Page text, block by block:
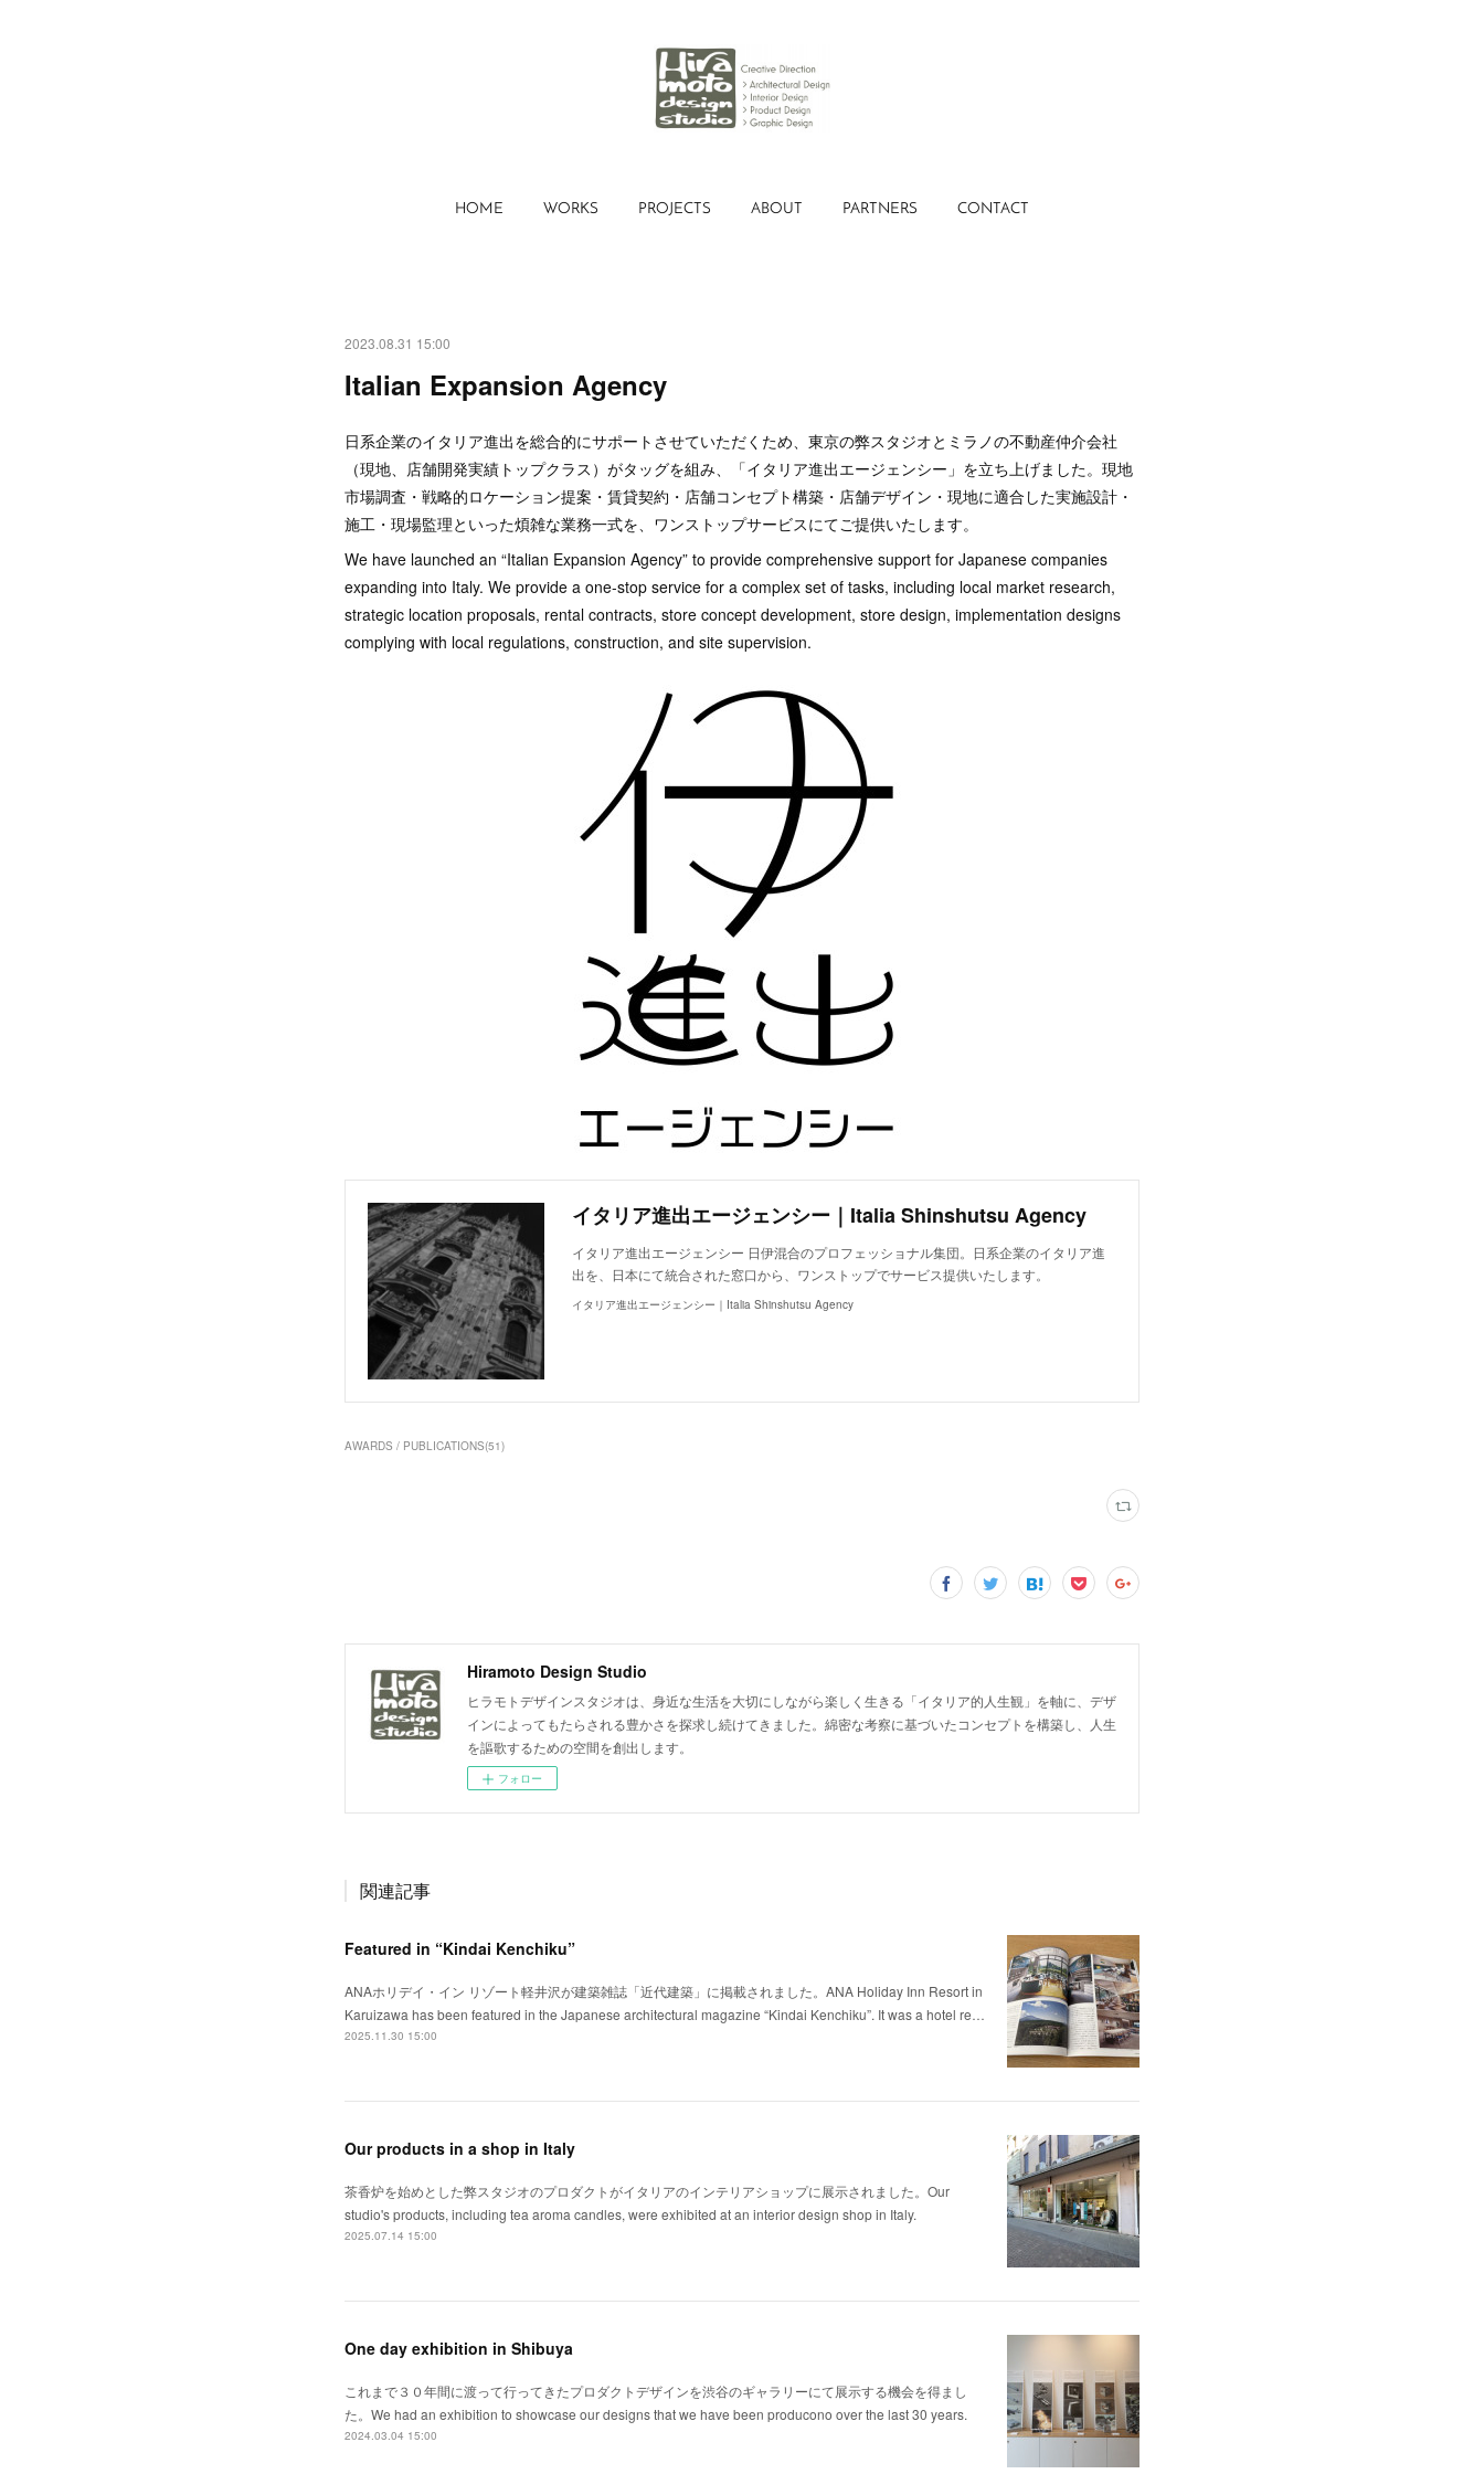
HOME WORKS PROJECTS ABOUT PARTNERS CONTACT
2023.08.31 15:00
Italian Expansion Agency
日系企業のイタリア進出を総合的にサポートさせていただくため、東京の弊スタジオとミラノの不動産仲介会社
（現地、店舗開発実績トップクラス）がタッグを組み、「イタリア進出エージェンシー」を立ち上げました。現地
市場調査・戦略的ロケーション提案・賃貸契約・店舗コンセプト構築・店舗デザイン・現地に適合した実施設計・
施工・現場監理といった煩雑な業務一式を、ワンストップサービスにてご提供いたします。
We have launched an “Italian Expansion Agency” to provide comprehensive support for Japanese companies
expanding into Italy. We provide a one-stop service for a complex set of tasks, including local market research,
strategic location proposals, rental contracts, store concept development, store design, implementation designs
complying with local regulations, construction, and site supervision.
イタリア進出エージェンシー｜Italia Shinshutsu Agency
イタリア進出エージェンシー 日伊混合のプロフェッショナル集団。日系企業のイタリア進
出を、日本にて統合された窓口から、ワンストップでサービス提供いたします。
イタリア進出エージェンシー｜Italia Shinshutsu Agency
AWARDS / PUBLICATIONS(51)
Hiramoto Design Studio
ヒラモトデザインスタジオは、身近な生活を大切にしながら楽しく生きる「イタリア的人生観」を軸に、デザ
インによってもたらされる豊かさを探求し続けてきました。綿密な考察に基づいたコンセプトを構築し、人生
を謳歌するための空間を創出します。
フォロー
関連記事
Featured in “Kindai Kenchiku”
ANAホリデイ・イン リゾート軽井沢が建築雑誌「近代建築」に掲載されました。ANA Holiday Inn Resort in
Karuizawa has been featured in the Japanese architectural magazine “Kindai Kenchiku”. It was a hotel re…
2025.11.30 15:00
Our products in a shop in Italy
茶香炉を始めとした弊スタジオのプロダクトがイタリアのインテリアショップに展示されました。Our
studio's products, including tea aroma candles, were exhibited at an interior design shop in Italy.
2025.07.14 15:00
One day exhibition in Shibuya
これまで３０年間に渡って行ってきたプロダクトデザインを渋谷のギャラリーにて展示する機会を得まし
た。We had an exhibition to showcase our designs that we have been producono over the last 30 years.
2024.03.04 15:00